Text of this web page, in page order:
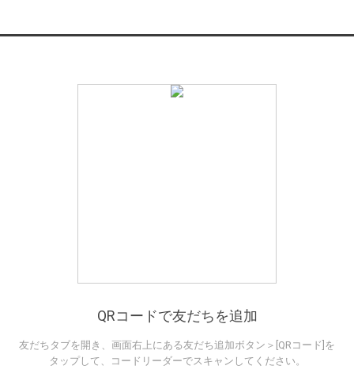
QRコードで友だちを追加
友だちタブを開き、画面右上にある友だち追加ボタン＞[QRコード]を
タップして、コードリーダーでスキャンしてください。